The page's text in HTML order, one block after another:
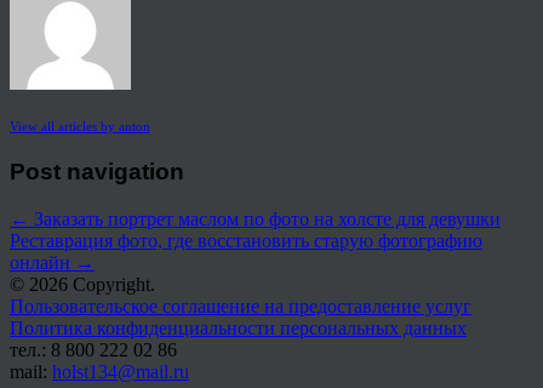
View all articles by anton
Post navigation
← Заказать портрет маслом по фото на холсте для девушки
Реставрация фото, где восстановить старую фотографию
онлайн →
© 2026 Copyright.
Пользовательское соглашение на предоставление услуг
Политика конфиденциальности персональных данных
тел.: 8 800 222 02 86
mail: holst134@mail.ru